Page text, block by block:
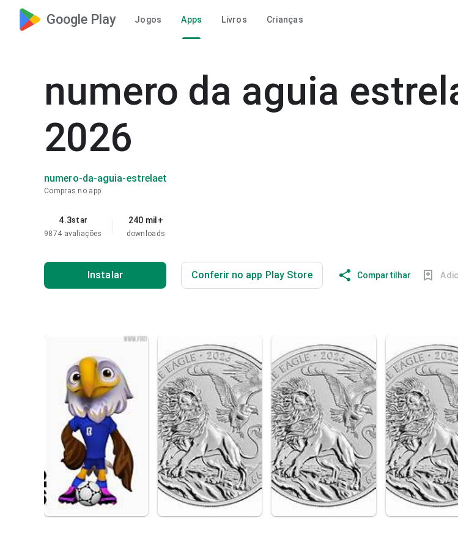
Google Play Jogos Apps Livros Crianças
numero da aguia
2026
numero-da-aguia-estrelaet
Compras no app
4.3star
9874 avaliações
240 mil+
downloads
Instalar Conferir no app Play Store Compartilhar